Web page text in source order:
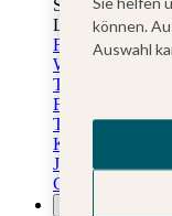
Stoffeinband
Layflat
Fotokalender
Wandkalender
Tischkalender
Familienkalender
Terminkalender
Küchenkalender
Jahresplaner
können.
Auswahl